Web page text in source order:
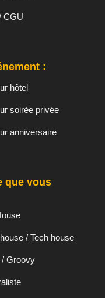
CGU
:
hôtel
soirée privée
anniversaire
que vous
/ Tech house
/ Groovy